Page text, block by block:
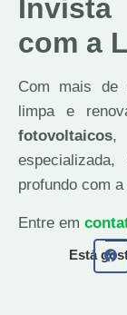
com a
Com mais de
limpa e
fotovoltaicos,
profundo com
Entre em
Está